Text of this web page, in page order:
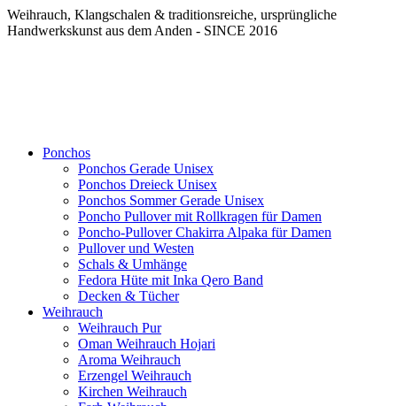
Weihrauch, Klangschalen & traditionsreiche, ursprüngliche
Handwerkskunst aus dem Anden - SINCE 2016
Ponchos
Ponchos Gerade Unisex
Ponchos Dreieck Unisex
Ponchos Sommer Gerade Unisex
Poncho Pullover mit Rollkragen für Damen
Poncho-Pullover Chakirra Alpaka für Damen
Pullover und Westen
Schals & Umhänge
Fedora Hüte mit Inka Qero Band
Decken & Tücher
Weihrauch
Weihrauch Pur
Oman Weihrauch Hojari
Aroma Weihrauch
Erzengel Weihrauch
Kirchen Weihrauch